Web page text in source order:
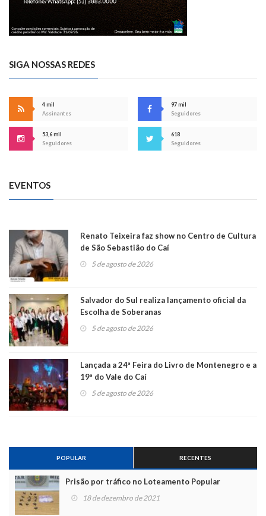
SIGA NOSSAS REDES
4 mil
Assinantes
97 mil
Seguidores
53,6 mil
Seguidores
618
Seguidores
EVENTOS
Renato Teixeira faz show no Centro de Cultura
de São Sebastião do Caí
5 de agosto de 2026
Salvador do Sul realiza lançamento oficial da
Escolha de Soberanas
5 de agosto de 2026
Lançada a 24ª Feira do Livro de Montenegro e a
19ª do Vale do Caí
5 de agosto de 2026
POPULAR RECENTES
Prisão por tráfico no Loteamento Popular
18 de dezembro de 2021